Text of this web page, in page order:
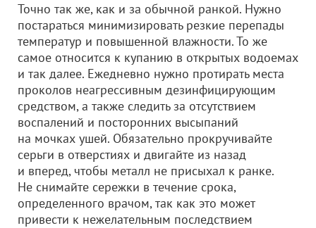
Точно так же, как и за обычной ранкой. Нужно
постараться минимизировать резкие перепады
температур и повышенной влажности. То же
самое относится к купанию в открытых водоемах
и так далее. Ежедневно нужно протирать места
проколов неагрессивным дезинфицирующим
средством, а также следить за отсутствием
воспалений и посторонних высыпаний
на мочках ушей. Обязательно прокручивайте
серьги в отверстиях и двигайте из назад
и вперед, чтобы металл не присыхал к ранке.
Не снимайте сережки в течение срока,
определенного врачом, так как это может
привести к нежелательным последствием